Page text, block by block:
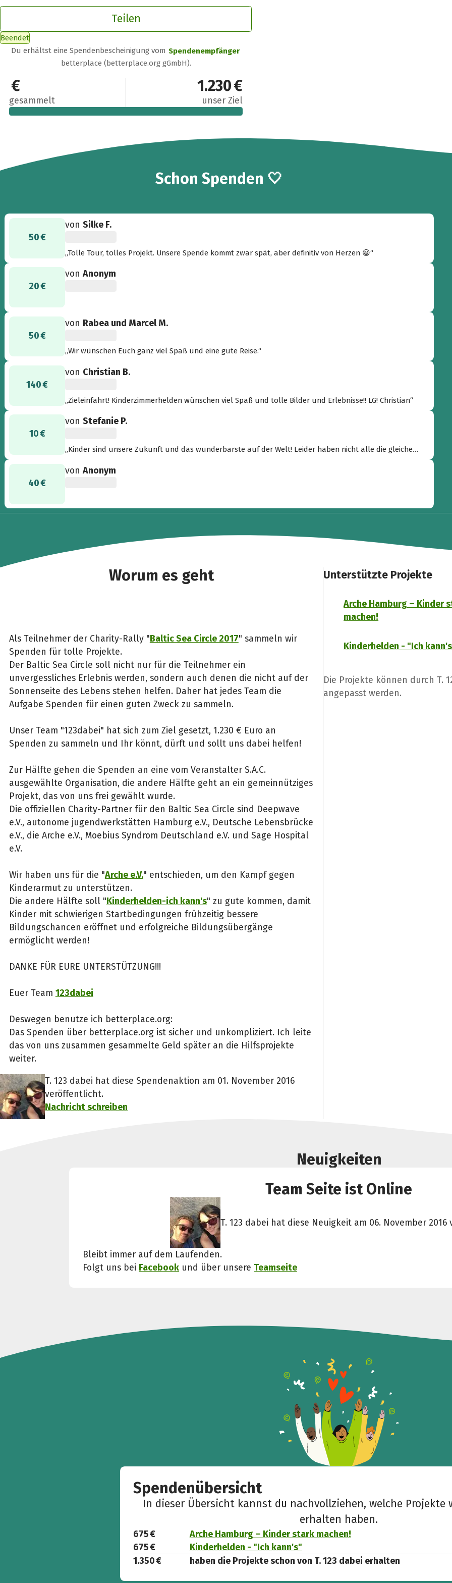
Teilen
Beendet
Du erhältst eine Spendenbescheinigung vom Spendenempfänger
betterplace (betterplace.org gGmbH).
1.350 €
gesammelt
1.230 €
unser Ziel
Schon23
Spenden 🤍
50 €
vonSilke F.
„Tolle Tour, tolles Projekt. Unsere Spende kommt zwar spät, aber definitiv von Herzen 😀“
20 €
vonAnonym
50 €
von Rabea und Marcel M.
„Wir wünschen Euch ganz viel Spaß und eine gute Reise.“
140 €
von Christian B.
„Zieleinfahrt! Kinderzimmerhelden wünschen viel Spaß und tolle Bilder und Erlebnisse!! LG! Christian“
10 €
vonStefanie P.
„Kinder sind unsere Zukunft und das wunderbarste auf der Welt! Leider haben nicht alle die gleiche
40 €
vonAnonym
Worum es geht
Als Teilnehmer der Charity-Rally "Baltic Sea Circle 2017" sammeln wir
Spenden für tolle Projekte.
Der Baltic Sea Circle soll nicht nur für die Teilnehmer ein
unvergessliches Erlebnis werden, sondern auch denen die nicht auf der
Sonnenseite des Lebens stehen helfen. Daher hat jedes Team die
Aufgabe Spenden für einen guten Zweck zu sammeln.
Unser Team "123dabei" hat sich zum Ziel gesetzt, 1.230 € Euro an
Spenden zu sammeln und Ihr könnt, dürft und sollt uns dabei helfen!
Zur Hälfte gehen die Spenden an eine vom Veranstalter S.A.C.
ausgewählte Organisation, die andere Hälfte geht an ein gemeinnütziges
Projekt, das von uns frei gewählt wurde.
Die offiziellen Charity-Partner für den Baltic Sea Circle sind Deepwave
e.V., autonome jugendwerkstätten Hamburg e.V., Deutsche Lebensbrücke
e.V., die Arche e.V., Moebius Syndrom Deutschland e.V. und Sage Hospital
e.V.
Wir haben uns für die "Arche e.V." entschieden, um den Kampf gegen
Kinderarmut zu unterstützen.
Die andere Hälfte soll "Kinderhelden-ich kann's" zu gute kommen, damit
Kinder mit schwierigen Startbedingungen frühzeitig bessere
Bildungschancen eröffnet und erfolgreiche Bildungsübergänge
ermöglicht werden!
DANKE FÜR EURE UNTERSTÜTZUNG!!!
Euer Team 123dabei
Deswegen benutze ich betterplace.org:
Das Spenden über betterplace.org ist sicher und unkompliziert. Ich leite
das von uns zusammen gesammelte Geld später an die Hilfsprojekte
weiter.
T. 123 dabei hat diese Spendenaktion am 01. November 2016
veröffentlicht.
Nachricht schreiben
Unterstützte Projekte
Arche Hamburg – Kinder
machen!
Kinderhelden - "Ich
Die Projekte können durch T.
angepasst werden.
Neuigkeiten
Team Seite ist Online
T. 123 dabei hat diese Neuigkeit am 06. November
Bleibt immer auf dem Laufenden.
Folgt uns bei Facebook und über unsere Teamseite
Spendenübersicht
In dieser Übersicht kannst du nachvollziehen, welche Projekte
erhalten haben.
675 €
Arche Hamburg – Kinder stark machen!
675 €
Kinderhelden - "Ich kann's"
1.350 €
haben die Projekte schon von T. 123 dabei erhalten